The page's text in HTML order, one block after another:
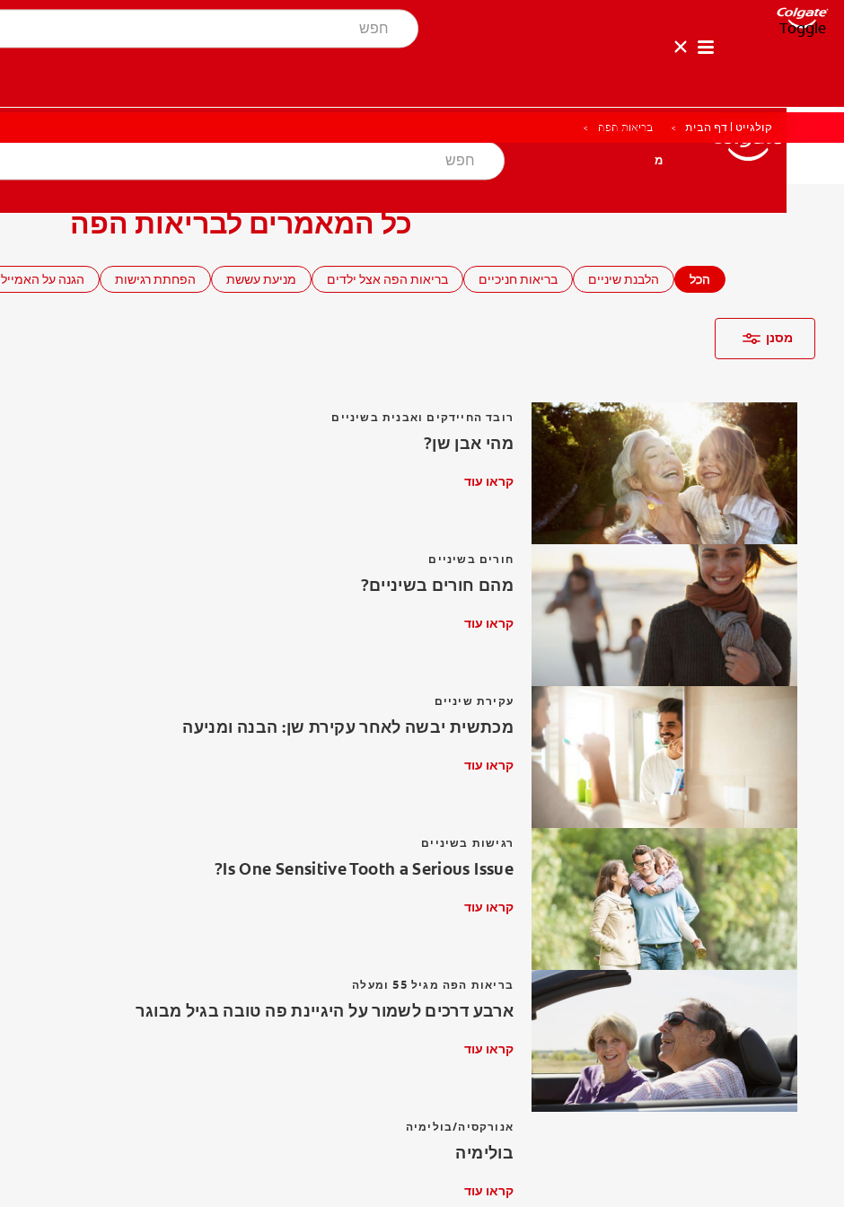
Toggle
מוצרים בריאות הפה מטרה
לאנשי המקצוע HE (IL)
מוצרים מטרה
קולגייט | דף הבית בריאות הפה
כל המאמרים לבריאות הפה
הכל הלבנת שיניים בריאות חניכיים בריאות הפה אצל ילדים מניעת עששת הפחתת רגישות הגנה על האמייל
מסנן
רובד החיידקים ואבנית בשיניים
מהי אבן שן?
קראו עוד
חורים בשיניים
מהם חורים בשיניים?
קראו עוד
עקירת שיניים
מכתשית יבשה לאחר עקירת שן: הבנה ומניעה
קראו עוד
רגישות בשיניים
Is One Sensitive Tooth a Serious Issue?
קראו עוד
בריאות הפה מגיל 55 ומעלה
ארבע דרכים לשמור על היגיינת פה טובה בגיל מבוגר
קראו עוד
אנורקסיה/בולימיה
בולימיה
קראו עוד